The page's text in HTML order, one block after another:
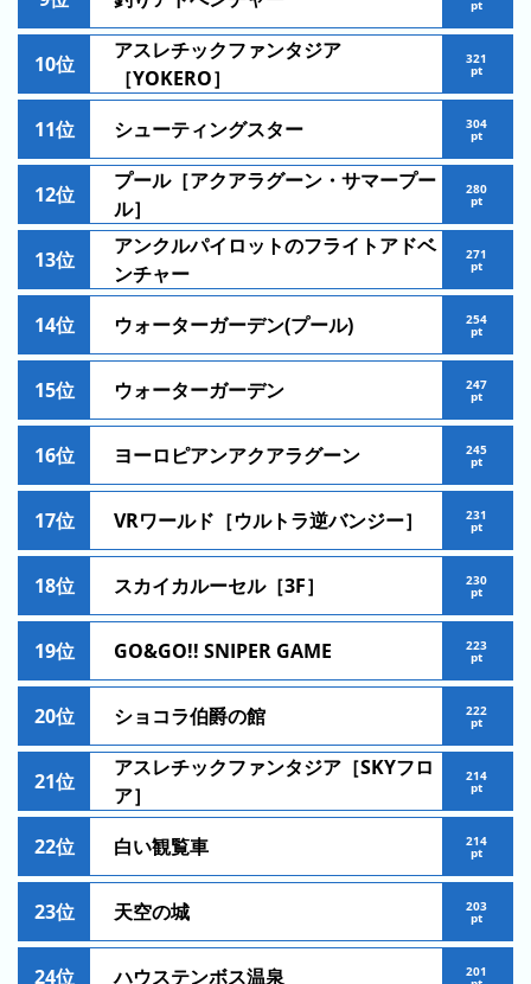
ン
グ
の
ラ
ン
キ
ン
去
年
の
ラ
ン
キ
ン
グ
混
ン
キ
ン
グ
今
日
ラ
ン
キ
ン
グ
昨
日
の
ラ
pt
10位
アスレチックファンタジア
［YOKERO］
321
pt
11位 シューティングスター 304
pt
12位
プール［アクアラグーン・サマープー
ル］
280
pt
13位
アンクルパイロットのフライトアドベ
ンチャー
271
pt
14位 ウォーターガーデン(プール) 254
pt
15位 ウォーターガーデン 247
pt
16位 ヨーロピアンアクアラグーン 245
pt
17位 VRワールド［ウルトラ逆バンジー］ 231
pt
18位 スカイカルーセル［3F］ 230
pt
19位 GO&GO!! SNIPER GAME 223
pt
20位 ショコラ伯爵の館 222
pt
21位
アスレチックファンタジア［SKYフロ
ア］
214
pt
22位 白い観覧車 214
pt
23位 天空の城 203
pt
24位 ハウステンボス温泉 201